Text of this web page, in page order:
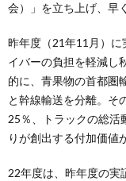
会）」を立ち上げ、早
昨年度（21年11月）に
イバーの負担を軽減し
的に、青果物の首都圏
と幹線輸送を分離。そ
25％、トラックの総活
りが創出する付加価値
22年度は、昨年度の実